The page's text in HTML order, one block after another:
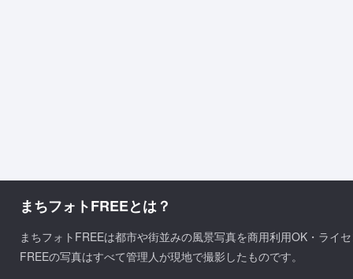
まちフォトFREEとは？
まちフォトFREEは都市や街並みの風景写真を商用利用OK・ライ
FREEの写真はすべて管理人が現地で撮影したものです。